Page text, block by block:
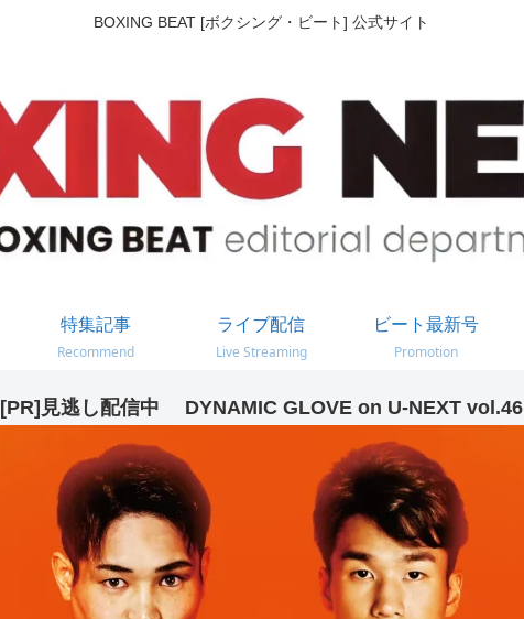
BOXING BEAT [ボクシング・ビート] 公式サイト
特集記事
Recommend
ライブ配信
Live Streaming
ビート最新号
Promotion
[PR]見逃し配信中 DYNAMIC GLOVE on U-NEXT vol.46